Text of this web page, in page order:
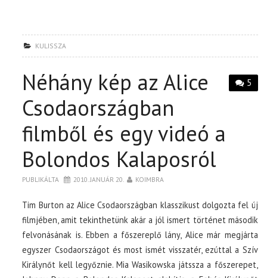
KULISSZA
5
Néhány kép az Alice
Csodaországban
filmből és egy videó a
Bolondos Kalaposról
PUBLIKÁLTA 2010. JANUÁR 20. KOIMBRA
Tim Burton az Alice Csodaországban klasszikust dolgozta fel új
filmjében, amit tekinthetünk akár a jól ismert történet második
felvonásának is. Ebben a főszereplő lány, Alice már megjárta
egyszer Csodaországot és most ismét visszatér, ezúttal a Szív
Királynőt kell legyőznie. Mia Wasikowska játssza a főszerepet,